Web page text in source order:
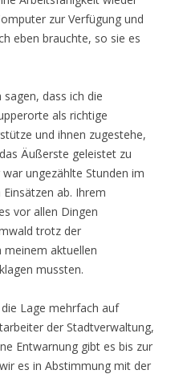
zur Verfügung und
eben brauchte, so sie es
dass ich die
als richtige
und ihnen zugestehe,
Äußerste geleistet zu
ungezählte Stunden im
ab. Ihrem
vor allen Dingen
trotz der
meinem aktuellen
mussten.
Lage mehrfach auf
der Stadtverwaltung,
Entwarnung gibt es bis zur
es in Abstimmung mit der